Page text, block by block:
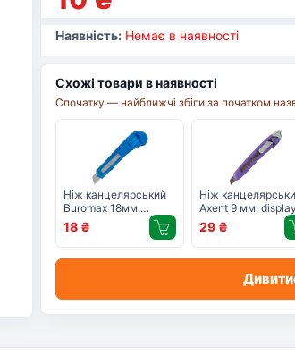
Наявність: Немає в наявності
Схожі товари в наявності
Спочатку — найближчі збіги за початком
Ніж канцелярський
Buromax 18мм,
transparent plastic,
JOBMAX (BM.4646)
18 ₴
Ніж
Axent 9 мм, display
(assorted colors)
(6401-А)
29 ₴